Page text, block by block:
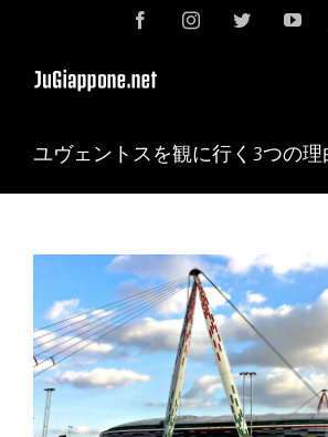
FacebookInstagramTwitter
ユヴェントスを観に行く3つの理
Image